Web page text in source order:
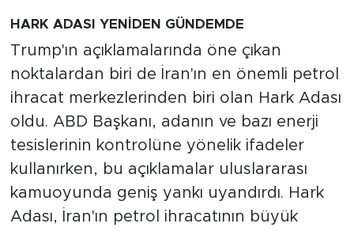
HARK ADASI YENİDEN GÜNDEMDE
Trump'ın açıklamalarında öne çıkan
noktalardan biri de İran'ın en önemli petrol
ihracat merkezlerinden biri olan Hark Adası
oldu. ABD Başkanı, adanın ve bazı enerji
tesislerinin kontrolüne yönelik ifadeler
kullanırken, bu açıklamalar uluslararası
kamuoyunda geniş yankı uyandırdı. Hark
Adası, İran'ın petrol ihracatının büyük